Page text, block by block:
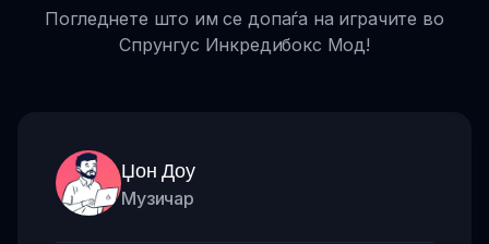
Погледнете што им се допаѓа на играчите во
Спрунгус Инкредибокс Мод!
Џон Доу
Музичар